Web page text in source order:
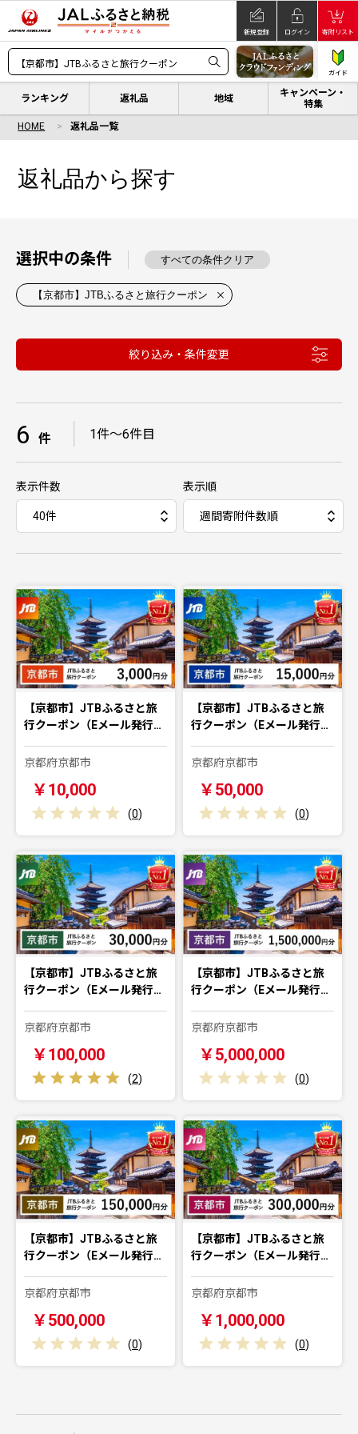
新規登録 ログイン 寄附リスト
ガイド
ランキング 返礼品 地域
キャンペーン・
特集
HOME 返礼品一覧
返礼品から探す
選択中の条件 すべての条件クリア
【京都市】JTBふるさと旅行クーポン
絞り込み・条件変更
6 件 1件〜6件目
表示件数 表示順
【京都市】JTBふるさと旅
行クーポン（Eメール発行…
京都府京都市
￥10,000
(0)
【京都市】JTBふるさと旅
行クーポン（Eメール発行…
京都府京都市
￥50,000
(0)
【京都市】JTBふるさと旅
行クーポン（Eメール発行…
京都府京都市
￥100,000
(2)
【京都市】JTBふるさと旅
行クーポン（Eメール発行…
京都府京都市
￥5,000,000
(0)
【京都市】JTBふるさと旅
行クーポン（Eメール発行…
京都府京都市
￥500,000
(0)
【京都市】JTBふるさと旅
行クーポン（Eメール発行…
京都府京都市
￥1,000,000
(0)